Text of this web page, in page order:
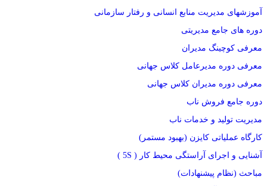
آموزشهای مدیریت منابع انسانی و رفتار سازمانی
دوره های جامع مدیریتی
معرفی کوچینگ مدیران
معرفی دوره مدیرعامل کلاس جهانی
معرفی دوره مدیران کلاس جهانی
دوره جامع فروش ناب
مدیریت تولید و خدمات ناب
کارگاه عملیاتی کایزن (بهبود مستمر)
آشنایی و اجرای آراستگی محیط کار ( 5S )
مباحث (نظام پیشنهادات)